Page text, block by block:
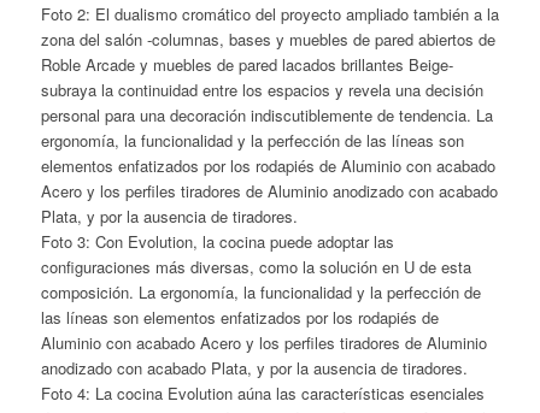
Foto 2: El dualismo cromático del proyecto ampliado también a la
zona del salón -columnas, bases y muebles de pared abiertos de
Roble Arcade y muebles de pared lacados brillantes Beige-
subraya la continuidad entre los espacios y revela una decisión
personal para una decoración indiscutiblemente de tendencia. La
ergonomía, la funcionalidad y la perfección de las líneas son
elementos enfatizados por los rodapiés de Aluminio con acabado
Acero y los perfiles tiradores de Aluminio anodizado con acabado
Plata, y por la ausencia de tiradores.
Foto 3: Con Evolution, la cocina puede adoptar las
configuraciones más diversas, como la solución en U de esta
composición. La ergonomía, la funcionalidad y la perfección de
las líneas son elementos enfatizados por los rodapiés de
Aluminio con acabado Acero y los perfiles tiradores de Aluminio
anodizado con acabado Plata, y por la ausencia de tiradores.
Foto 4: La cocina Evolution aúna las características esenciales